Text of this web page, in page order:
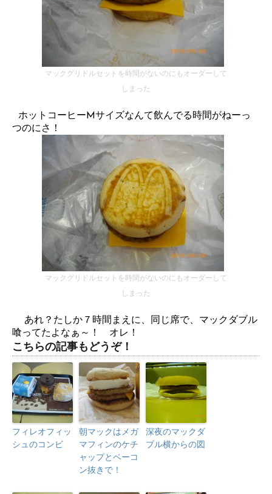
マックグリドルセットを時間がないのにもオーダーして
しまった
ホットコーヒーMサイズなんて飲んでる時間がねーっ
つのにさ！
マックグリドルセットを時間がないのにもオーダーして
しまった
あれ？たしか７時間まえに、同じ席で、マックダブル
喰ってたよなぁ～！ オレ！
こちらの記事もどうぞ！
フィレオフィッ
シュのコンビ
朝マックはメガ
マフィンのケチ
ャップとベーコ
ン抜きで！
深夜のマックダ
ブル横からの図